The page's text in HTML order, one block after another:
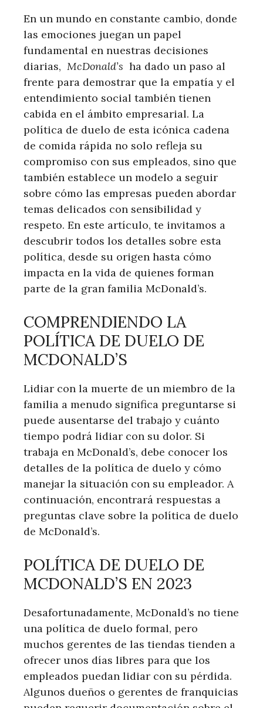
En un mundo en constante cambio, donde
las ⁤emociones juegan un papel
fundamental en nuestras decisiones
diarias, ⁤ McDonald’s ⁤ ha dado un paso ⁢al‌
frente para demostrar que la empatía y el
entendimiento social también tienen
⁢cabida en ⁢el ámbito empresarial. La
política de duelo de esta icónica cadena
de‌ comida rápida no solo refleja su
compromiso con sus empleados, sino que
también establece un modelo a seguir
sobre cómo las empresas pueden abordar
temas delicados con‌ sensibilidad y
respeto. ⁢En este artículo, te invitamos a
⁤descubrir todos los detalles sobre esta‌
política, desde su origen hasta cómo
impacta en la vida de quienes forman
parte de la​ gran familia McDonald’s.
COMPRENDIENDO‍ LA
POLÍTICA ‍DE DUELO DE
MCDONALD’S
Lidiar con la muerte de un miembro de la
familia a menudo significa preguntarse si
puede ausentarse del trabajo y cuánto
tiempo podrá lidiar con su dolor. Si
trabaja en McDonald’s, debe conocer los
detalles de la política de duelo y cómo
manejar la situación con‌ su empleador. A
continuación, encontrará respuestas a
preguntas clave sobre la política de ⁤duelo⁤
de McDonald’s.
POLÍTICA ⁤DE DUELO DE
MCDONALD’S EN 2023
Desafortunadamente, McDonald’s no tiene
una política de duelo formal,⁣ pero
muchos gerentes de ⁤las tiendas tienden a
ofrecer unos días libres para que los
empleados puedan lidiar con su pérdida.
Algunos dueños o gerentes de ​franquicias